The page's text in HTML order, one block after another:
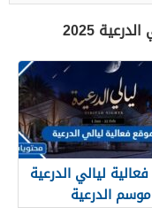
2025
ليالي الدرعية